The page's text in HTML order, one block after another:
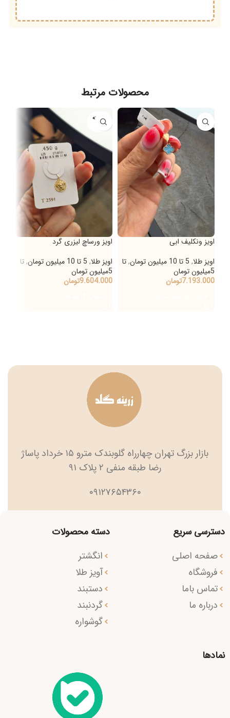
محصولات مرتبط
اویز ونکلیف ابی
اویز طلا, 5 تا 10 میلیون تومان ,تا
5میلیون تومان
7.193.000تومان
فروخته
شده
اویز ورساچ لیزری گرد
اویز طلا, 5 تا 10 میلیون تومان ,تا
5میلیون تومان
9.604.000تومان
بازار بزرگ تهران چهارراه گلوبندک مترو ۱۵ خرداد پاساژ
رضا طبقه منفی ۲ پلاک ۹۱
۰۹۱۲۷۶۵۴۳۶۰
دسترسی سریع
صفحه اصلی
فروشگاه
تماس باما
درباره ما
دسته محصولات
انگشتر
آویز طلا
دستبند
گردنبند
گوشواره
نمادها